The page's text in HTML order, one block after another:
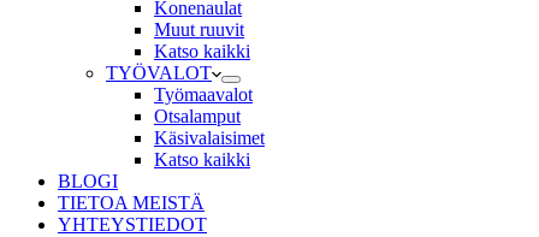
Konenaulat
Muut ruuvit
Katso kaikki
TYÖVALOT
Työmaavalot
Otsalamput
Käsivalaisimet
Katso kaikki
BLOGI
TIETOA MEISTÄ
YHTEYSTIEDOT